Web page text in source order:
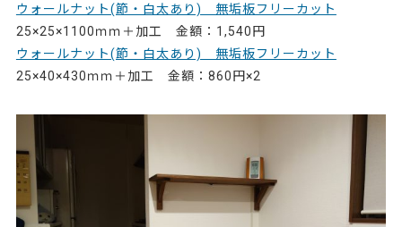
ウォールナット(節・白太あり) 無垢板フリーカット
25×25×1100ｍｍ＋加工 金額：1,540円
ウォールナット(節・白太あり) 無垢板フリーカット
25×40×430ｍｍ＋加工 金額：860円×2